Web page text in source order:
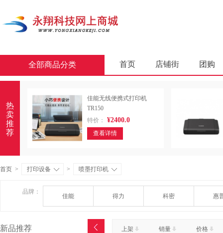
全部商品分类 首页 店铺街 团购
屏风类
通用照相机 静视频照相
轻金属床类
台式计算机（含一体机台式
热
卖
推
荐
佳能无线便携式打印机
TR150
特价：
¥2400.0
查看详情
首页 > 打印设备 > 喷墨打印机
品牌：
佳能 得力 科密 惠
新品推荐 上架 销量 价格